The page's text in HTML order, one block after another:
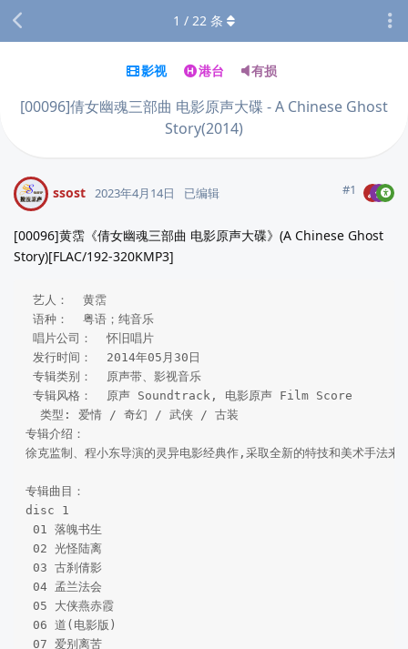
影视 港台 有损
[00096]倩女幽魂三部曲 电影原声大碟 - A Chinese Ghost
Story(2014)
1 / 22 条
ssost 2023年4月14日 已编辑 #1
[00096]黄霑《倩女幽魂三部曲 电影原声大碟》(A Chinese Ghost
Story)[FLAC/192-320KMP3]
艺人：  黄霑
语种：  粤语；纯音乐
唱片公司：  怀旧唱片
发行时间：  2014年05月30日
专辑类别：  原声带、影视音乐
专辑风格：  原声 Soundtrack, 电影原声 Film Score
  类型: 爱情 / 奇幻 / 武侠 / 古装
专辑介绍：
徐克监制、程小东导演的灵异电影经典作,采取全新的特技和美术手法
专辑曲目：
disc 1
01 落魄书生
02 光怪陆离
03 古刹倩影
04 孟兰法会
05 大侠燕赤霞
06 道(电影版)
07 爱别离苦